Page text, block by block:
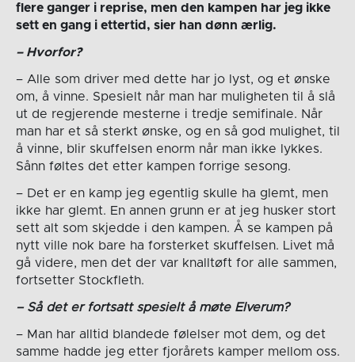
flere ganger i reprise, men den kampen har jeg ikke
sett en gang i ettertid, sier han dønn ærlig.
– Hvorfor?
– Alle som driver med dette har jo lyst, og et ønske
om, å vinne. Spesielt når man har muligheten til å slå
ut de regjerende mesterne i tredje semifinale. Når
man har et så sterkt ønske, og en så god mulighet, til
å vinne, blir skuffelsen enorm når man ikke lykkes.
Sånn føltes det etter kampen forrige sesong.
– Det er en kamp jeg egentlig skulle ha glemt, men
ikke har glemt. En annen grunn er at jeg husker stort
sett alt som skjedde i den kampen. Å se kampen på
nytt ville nok bare ha forsterket skuffelsen. Livet må
gå videre, men det der var knalltøft for alle sammen,
fortsetter Stockfleth.
– Så det er fortsatt spesielt å møte Elverum?
– Man har alltid blandede følelser mot dem, og det
samme hadde jeg etter fjorårets kamper mellom oss.